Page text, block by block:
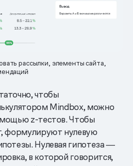
рассылки, элементы сайта,
чтобы
Mindbox, можно
z-тестов. Чтобы
формулируют нулевую
Нулевая гипотеза ―
в которой говорится,